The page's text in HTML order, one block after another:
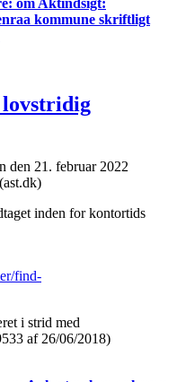
om Aktindsigt:
kommune skriftligt
lovstridig
den 21. februar 2022
inden for kontortids
find-
i strid med
af 26/06/2018)